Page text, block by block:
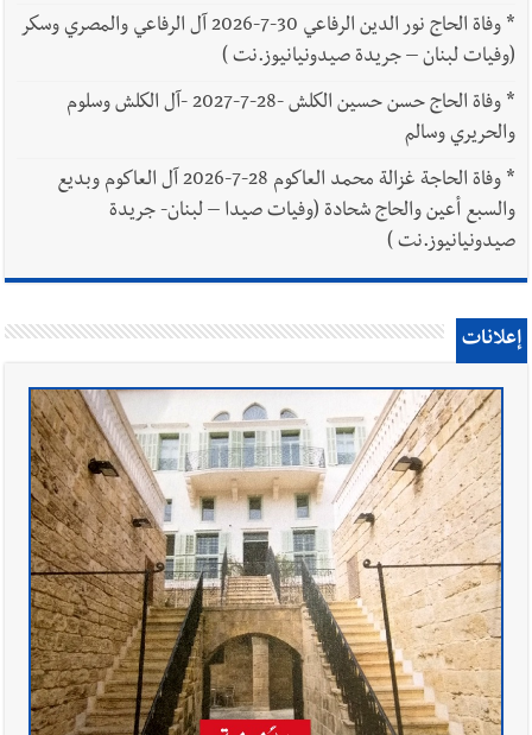
*
وفاة الحاج نور الدين الرفاعي 30-7-2026 آل الرفاعي والمصري وسكر
(وفيات لبنان – جريدة صيدونيانيوز.نت )
*
وفاة الحاج حسن حسين الكلش -28-7-2027 -آل الكلش وسلوم
والحريري وسالم
*
وفاة الحاجة غزالة محمد العاكوم 28-7-2026 آل العاكوم وبديع
والسبع أعين والحاج شحادة (وفيات صيدا – لبنان- جريدة
صيدونيانيوز.نت )
إعلانات